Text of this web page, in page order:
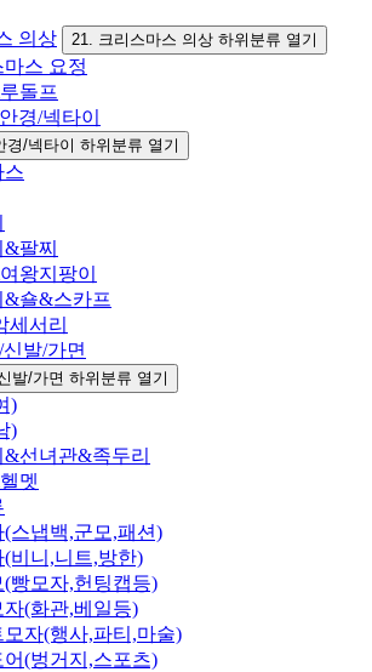
의상
21. 크리스마스 의상 하위분류 열기
스 요정
돌프
경/넥타이
경/넥타이 하위분류 열기
스
팔찌
왕지팡이
&숄&스카프
세서리
발/가면
발/가면 하위분류 열기
)
)
선녀관&족두리
멧
(스냅백,군모,패션)
(비니,니트,방한)
(빵모자,헌팅캡등)
자(화관,베일등)
모자(행사,파티,마술)
어(벙거지,스포츠)